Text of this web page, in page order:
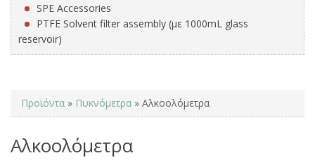
SPE Accessories
PTFE Solvent filter assembly (με 1000mL glass
reservoir)
You are here
Προϊόντα » Πυκνόμετρα » Αλκοολόμετρα
Αλκοολόμετρα